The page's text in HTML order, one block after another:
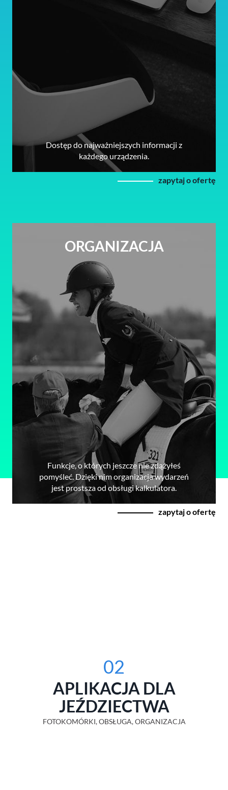
Dostęp do najważniejszych informacji z
każdego urządzenia.
zapytaj o ofertę
ORGANIZACJA
Funkcje, o których jeszcze nie zdążyłeś
pomyśleć. Dzięki nim organizacja wydarzeń
jest prostsza od obsługi kalkulatora.
zapytaj o ofertę
02
APLIKACJA DLA
JEŹDZIECTWA
FOTOKOMÓRKI, OBSŁUGA, ORGANIZACJA